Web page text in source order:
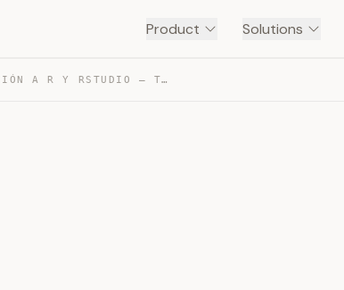
Product Solutions
SESIÓN 1: INTRODUCCIÓN A R Y RSTUDIO — TRANSCRIPT